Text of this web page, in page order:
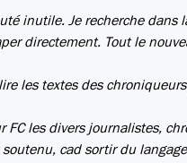
inutile. Je recherche
directement. Tout le
les textes des
FC les divers journalistes,
cad sortir du